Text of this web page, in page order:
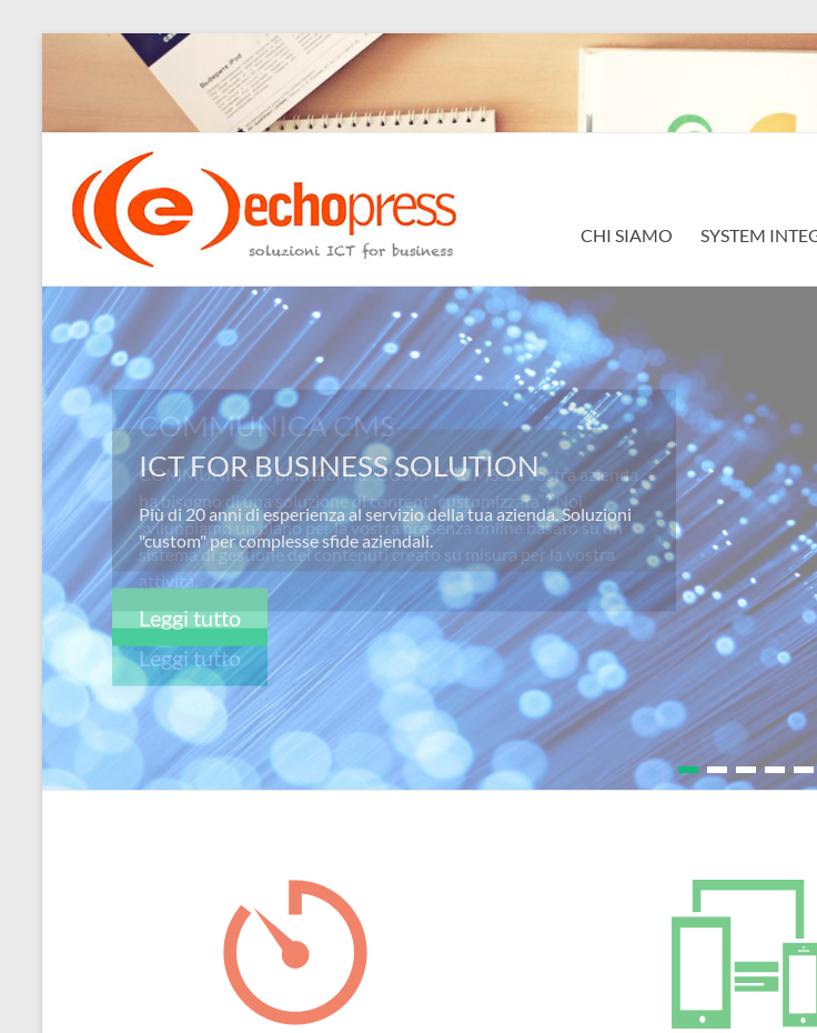
Echopress
s.r.l.
soluzioni
ICT
for
business
Ingegneri
per
passione
CHI SIAMO SYSTEM
COMMUNICA CMS
COMMUNICA la piattaforma “CUSTOM” CMS: La vostra azienda
ha bisogno di una soluzione di content “customizzata”? Noi
sviluppiamo un piano per la vostra presenza online basato su un
sistema di gestione dei contenuti creato su misura per la vostra
attivitá.
Leggi tutto